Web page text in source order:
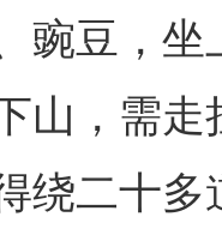
豌豆，坐
山，需
绕二十多